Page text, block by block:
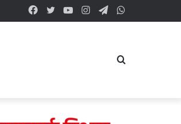
Telegram
Instagram
YouTube
Twitter
Facebook
Search